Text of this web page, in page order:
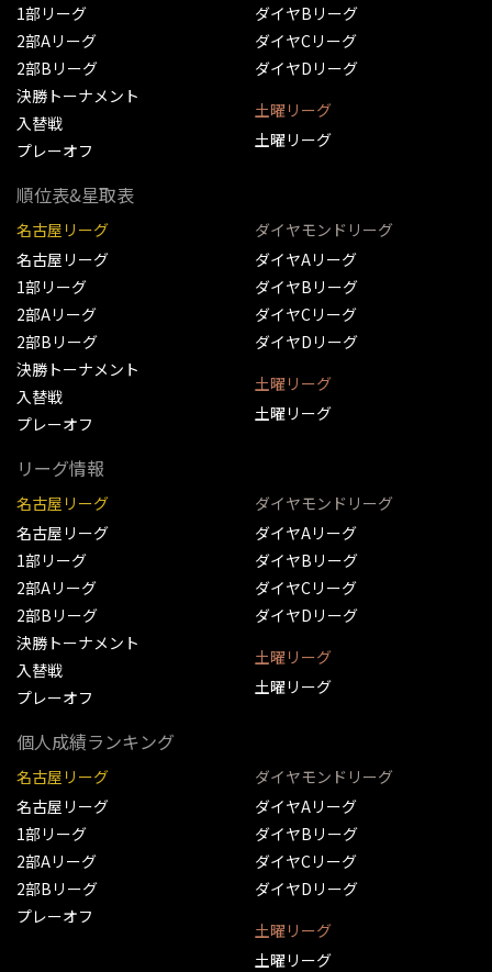
1部リーグ
2部Aリーグ
2部Bリーグ
決勝トーナメント
入替戦
プレーオフ
ダイヤBリーグ
ダイヤCリーグ
ダイヤDリーグ
土曜リーグ
土曜リーグ
順位表&星取表
名古屋リーグ
名古屋リーグ
1部リーグ
2部Aリーグ
2部Bリーグ
決勝トーナメント
入替戦
プレーオフ
ダイヤモンドリーグ
ダイヤAリーグ
ダイヤBリーグ
ダイヤCリーグ
ダイヤDリーグ
土曜リーグ
土曜リーグ
リーグ情報
名古屋リーグ
名古屋リーグ
1部リーグ
2部Aリーグ
2部Bリーグ
決勝トーナメント
入替戦
プレーオフ
ダイヤモンドリーグ
ダイヤAリーグ
ダイヤBリーグ
ダイヤCリーグ
ダイヤDリーグ
土曜リーグ
土曜リーグ
個人成績ランキング
名古屋リーグ
名古屋リーグ
1部リーグ
2部Aリーグ
2部Bリーグ
プレーオフ
ダイヤモンドリーグ
ダイヤAリーグ
ダイヤBリーグ
ダイヤCリーグ
ダイヤDリーグ
土曜リーグ
土曜リーグ